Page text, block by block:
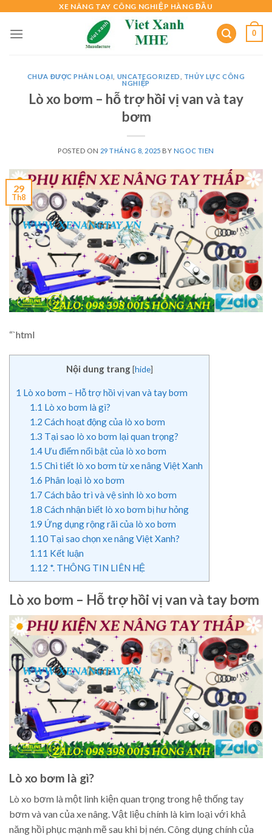
content
XE NÂNG TAY CÔNG NGHIỆP HÀNG ĐẦU
0
CHƯA ĐƯỢC PHÂN LOẠI UNCATEGORIZED
THỦY LỰC CÔNG
NGHIỆP
Lò xo bơm – hỗ trợ hồi vị van và tay
bơm
POSTED ON 29 THÁNG 8, 2025 BY NGOC TIEN
29
Th8
“`html
Nội dung trang [hide]
1 Lò xo bơm – Hỗ trợ hồi vị van và tay bơm
1.1 Lò xo bơm là gì?
1.2 Cách hoạt động của lò xo bơm
1.3 Tại sao lò xo bơm lại quan trọng?
1.4Ưu điểm nổi bật của lò xo bơm
1.5 Chi tiết lò xo bơm từ xe nâng Việt Xanh
1.6 Phân loại lò xo bơm
1.7 Cách bảo trì và vệ sinh lò xo bơm
1.8 Cách nhận biết lò xo bơm bị hư hỏng
1.9 Ứng dụng rộng rãi của lò xo bơm
1.10Tại sao chọn xe nâng Việt Xanh?
1.11 Kết luận
1.12 *. THÔNG TIN LIÊN HỆ
Lò xo bơm – Hỗ trợ hồi vị van và tay bơm
Lò xo bơm là gì?
Lò xo bơm là một linh kiện quan trọng trong hệ thống tay
bơm và van của xe nâng. Vật liệu chính là kim loại với khả
năng hồi phục mạnh mẽ sau khi bị nén. Công dụng chính của